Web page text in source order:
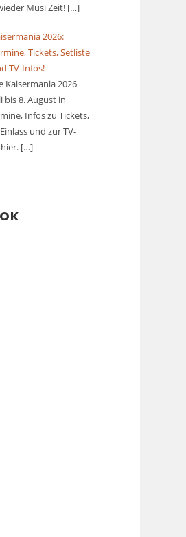
Musi Zeit! […]
2026:
Tickets, Setliste
TV-Infos!
Kaisermania 2026
bis 8. August in
Infos zu Tickets,
und zur TV-
[…]